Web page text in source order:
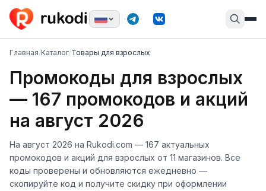
Главная/Каталог/Товары для взрослых
Промокоды для взрослых
— 167 промокодов и акций
на август 2026
На август 2026 на Rukodi.com — 167 актуальных
промокодов и акций для взрослых от 11 магазинов. Все
коды проверены и обновляются ежедневно —
скопируйте код и получите скидку при оформлении